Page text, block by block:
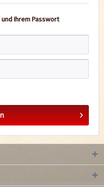
Ihrem Passwort